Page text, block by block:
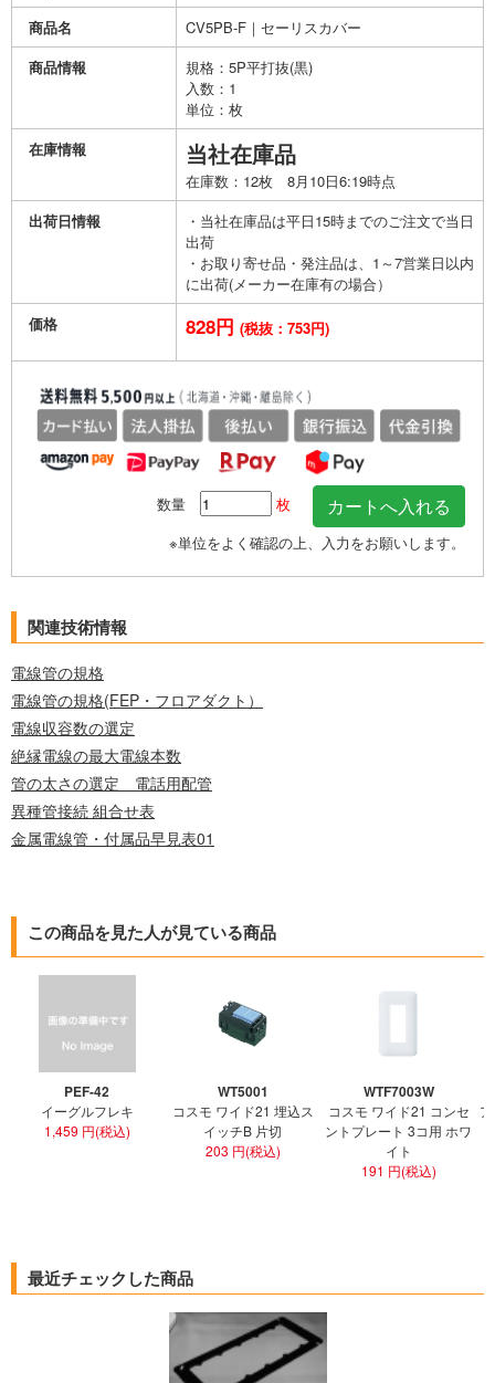
商品名
CV5PB-F｜セーリスカバー
商品情報
規格：5P平打抜(黒)
入数：1
単位：枚
在庫情報
当社在庫品
在庫数：12枚 8月10日6:19時点
出荷日情報
・当社在庫品は平日15時までのご注文で当日
出荷
・お取り寄せ品・発注品は、1～7営業日以内
に出荷(メーカー在庫有の場合）
価格
828円 (税抜：753円)
数量
枚
※単位をよく確認の上、入力をお願いします。
関連技術情報
電線管の規格
電線管の規格(FEP・フロアダクト）
電線収容数の選定
絶縁電線の最大電線本数
管の太さの選定 電話用配管
異種管接続 組合せ表
金属電線管・付属品早見表01
この商品を見た人が見ている商品
PEF-42
イーグルフレキ
1,459 円(税込)
WT5001
コスモ ワイド21 埋込ス
イッチB 片切
203 円(税込)
WTF7003W
コスモ ワイド21 コンセ
ントプレート 3コ用 ホワ
イト
191 円(税込)
最近チェックした商品